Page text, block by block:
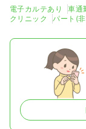
電子カルテあり 車通
クリニック
パート(